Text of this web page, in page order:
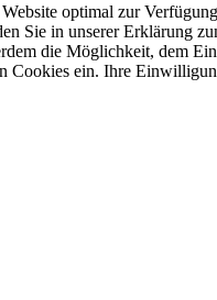
optimal zur
Sie in unserer Erklärung
die Möglichkeit, dem
Cookies ein. Ihre